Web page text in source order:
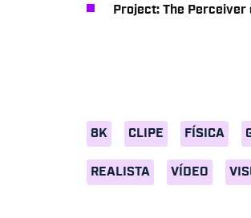
8K CLIPE FÍSICA
REALISTA VÍDEO
Project: The Perceiver